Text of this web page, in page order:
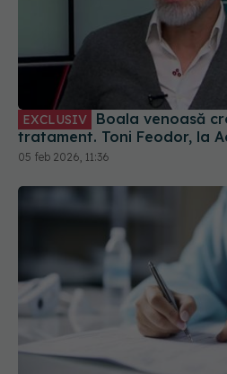
EXCLUSIV
tratament. Toni Feodor, la
05 feb 2026, 11:36